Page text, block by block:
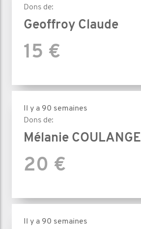
Dons de:
Geoffroy Claude
15 €
Il y a 90 semaines
Dons de:
Mélanie COULANGE
20 €
Il y a 90 semaines